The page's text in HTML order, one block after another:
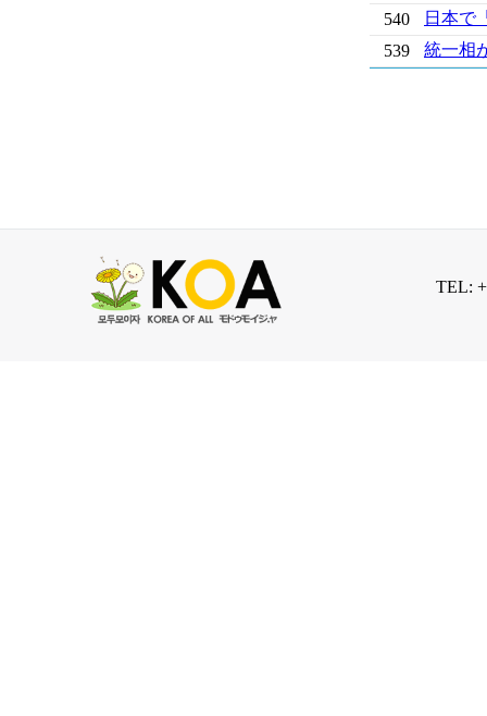
540
日本で
539
統一相
TEL: